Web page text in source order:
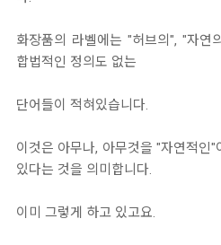
화장품의 라벨에는 "허브의", "자연
합법적인 정의도 없는
단어들이 적혀있습니다.
이것은 아무나, 아무것을 "자연적인
있다는 것을 의미합니다.
이미 그렇게 하고 있고요.